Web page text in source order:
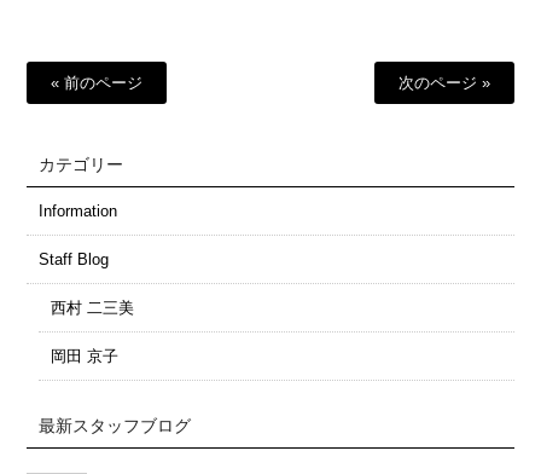
« 前のページ 次のページ »
カテゴリー
Information
Staff Blog
西村 二三美
岡田 京子
最新スタッフブログ